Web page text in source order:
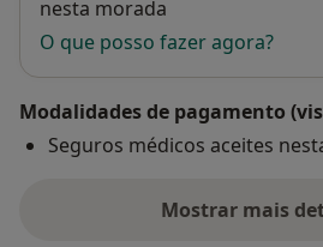
nesta morada
O que posso fazer agora?
Modalidades de pagamento
Seguros médicos aceites
Mostrar maissobre